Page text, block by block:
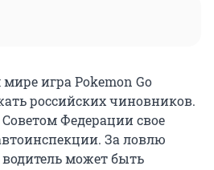
игра Pokemon Go
российских чиновников.
Федерации свое
За ловлю
может быть